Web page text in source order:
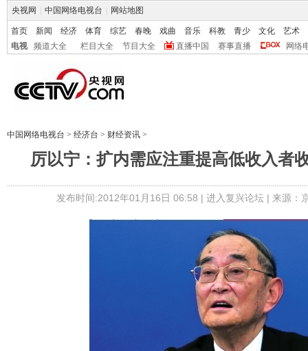
央视网 中国网络电视台 网站地图
首页 新闻 经济 体育 综艺 春晚 戏曲 音乐 科教 青少 文化
艺术
电视
频道大全 栏目大全 节目大全 直播中国 赛事直播 网络
中国网络电视台 > 经济台 > 财经资讯 >
厉以宁：扩内需应注重提高低收入者
发布时间:2012年01月16日 06:58 | 进入复兴论坛| 来源：